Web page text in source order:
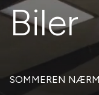
Biler
SOMMEREN